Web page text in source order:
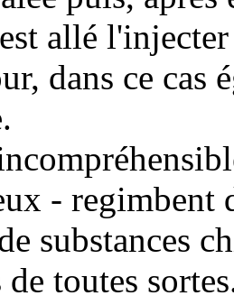
allé
dans ce cas
- regimbent
substances
toutes